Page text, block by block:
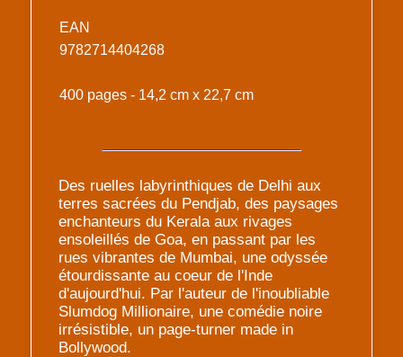
EAN
9782714404268
400 pages - 14,2 cm x 22,7 cm
Des ruelles labyrinthiques de Delhi aux
terres sacrées du Pendjab, des paysages
enchanteurs du Kerala aux rivages
ensoleillés de Goa, en passant par les
rues vibrantes de Mumbai, une odyssée
étourdissante au coeur de l'Inde
d'aujourd'hui. Par l'auteur de l'inoubliable
Slumdog Millionaire, une comédie noire
irrésistible, un page-turner made in
Bollywood.